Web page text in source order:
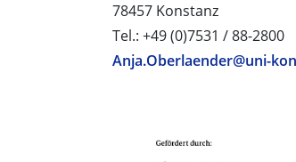
78457 Konstanz
Tel.: +49 (0)7531 / 88-2800
Anja.Oberlaender@uni-